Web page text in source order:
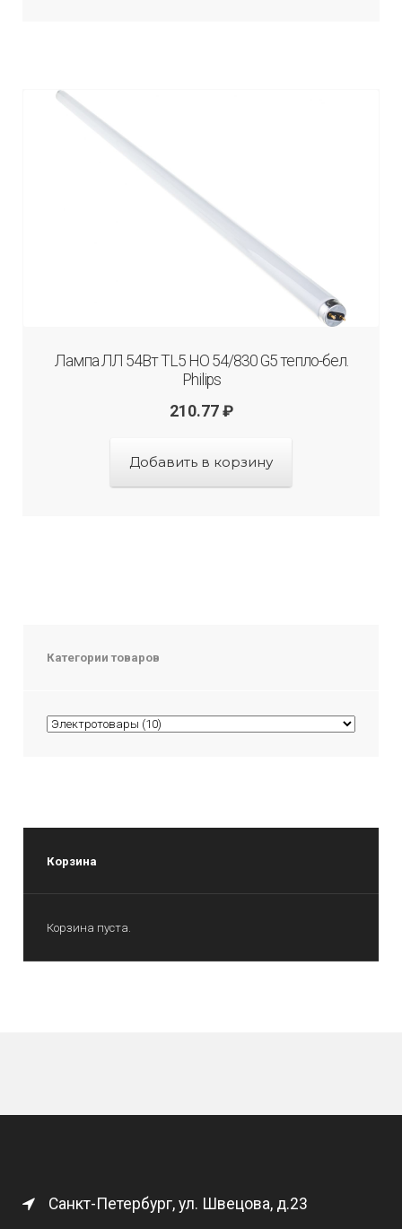
Лампа ЛЛ 54Вт TL5 HO 54/830 G5 тепло-бел.
Philips
210.77 ₽
Добавить в корзину
Категории товаров
Корзина
Корзина пуста.
Санкт-Петербург, ул. Швецова, д.23